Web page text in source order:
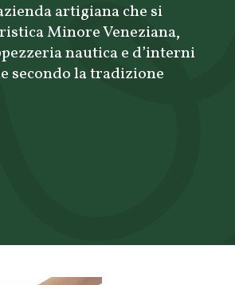
artigiana che si
Minore Veneziana,
nautica e d’interni
secondo la tradizione